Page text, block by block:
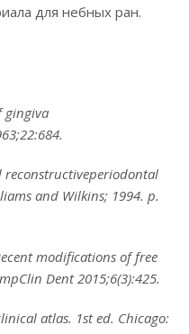
для небных ран.
gingiva
reconstructiveperiodontal
and Wilkins; 1994. p.
modifications of free
Dent 2015;6(3):425.
atlas. 1st ed. Chicago: